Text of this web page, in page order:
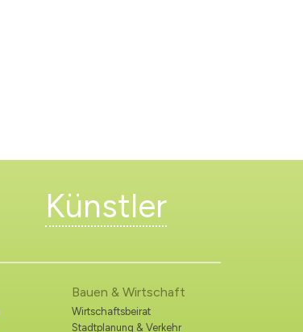
Künstler
Bauen & Wirtschaft
Wirtschaftsbeirat
Stadtplanung & Verkehr